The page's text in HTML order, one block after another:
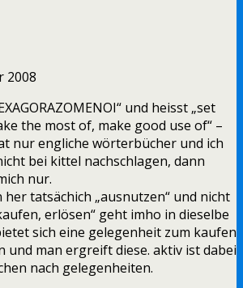
2008
und heisst „set
the most of, make good use of“ –
nur engliche wörterbücher und ich
bei kittel nachschlagen, dann
nur.
her tatsächich „ausnutzen“ und nicht
erlösen“ geht imho in dieselbe
sich eine gelegenheit zum kaufen
und man ergreift diese. aktiv ist dabei
nach gelegenheiten.